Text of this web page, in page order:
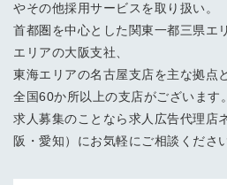
やその他採用サービスを取り扱い。
首都圏を中心とした関東一都三県エ
エリアの大阪支社、
東海エリアの名古屋支店を主な拠点
全国60か所以上の支店がございます。
求人募集のことなら求人広告代理店
阪・愛知）にお気軽にご相談ください